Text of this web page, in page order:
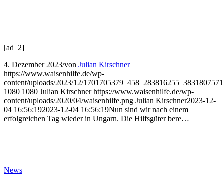
[ad_2]
4. Dezember 2023/von Julian Kirschner
https://www.waisenhilfe.de/wp-
content/uploads/2023/12/
1080 1080 Julian Kirschner https://www.waisenhilfe.de/wp-
content/uploads/2020/04/waisenhilfe.png Julian Kirschner2023-12-
04 16:56:192023-12-04 16:56:19Nun sind wir nach einem
erfolgreichen Tag wieder in Ungarn. Die Hilfsgüter bere…
News